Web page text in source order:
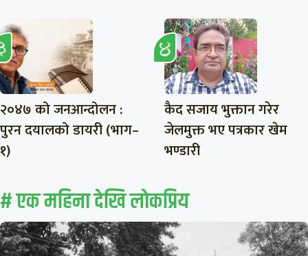
२०४७ को जनआन्दोलन :
पुरन दयालको डायरी (भाग–
१)
कैद सजाय भुक्तान गरेर
जेलमुक्त भए पत्रकार खेम
भण्डारी
# एक महिना देखि लाेकप्रिय